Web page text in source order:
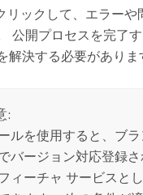
リックして、エラーや
公開プロセスを完了
解決する必要がありま
:
ルを使用すると、ブラ
バージョン対応登録
ィーチャ サービスと